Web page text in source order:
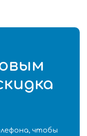
чтобы